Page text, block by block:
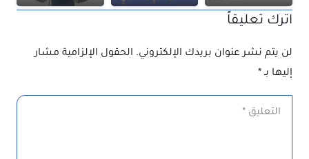
اترك تعليقاً
لن يتم نشر عنوان بريدك الإلكتروني. الحقول الإلزامية مشار
إليها بـ*